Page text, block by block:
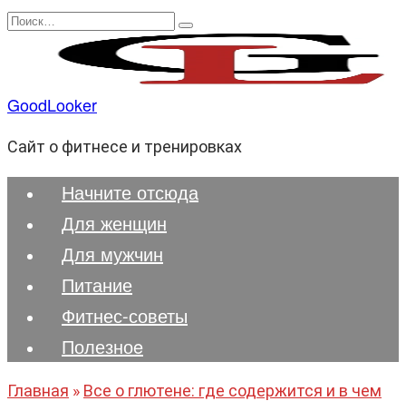
Перейти
содержанию
Search
GoodLooker
Сайт о фитнесе и тренировках
Начните отсюда
Для женщин
Для мужчин
Питание
Фитнес-советы
Полезноe
Главная » Все о глютене: где содержится и в чем